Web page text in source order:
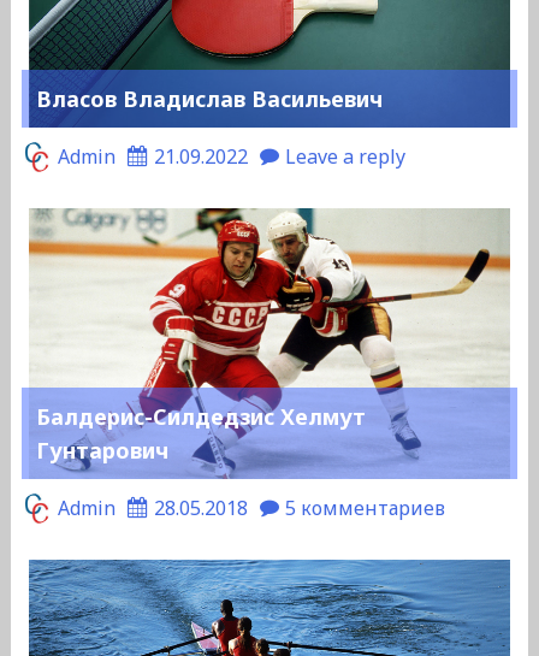
Власов Владислав Васильевич
Admin 21.09.2022 Leave a reply
Балдерис-Силдедзис Хелмут
Гунтарович
Admin 28.05.2018 5 комментариев